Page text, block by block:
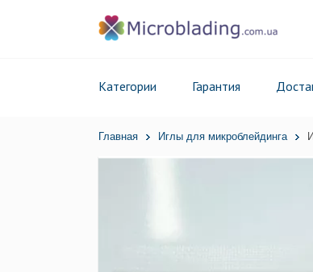
Категории Гарантия
Главная Иглы для микроблейдинга